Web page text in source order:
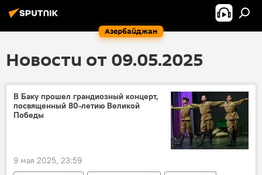
Азербайджан
Новости от 09.05.2025
В Баку прошел грандиозный концерт,
посвященный 80-летию Великой
Победы
9 мая 2025, 23:59